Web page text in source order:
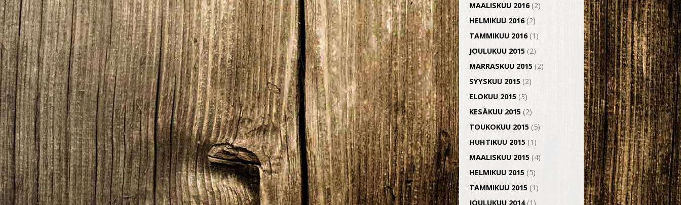
MAALISKUU 2016(2)
HELMIKUU 2016(2)
TAMMIKUU 2016(1)
JOULUKUU 2015 (2)
MARRASKUU 2015 (2)
SYYSKUU 2015 (2)
ELOKUU 2015 (3)
KESÄKUU 2015 (2)
TOUKOKUU 2015 (5)
HUHTIKUU 2015 (1)
MAALISKUU 2015 (4)
HELMIKUU 2015 (5)
TAMMIKUU 2015 (1)
JOULUKUU 2014(1)